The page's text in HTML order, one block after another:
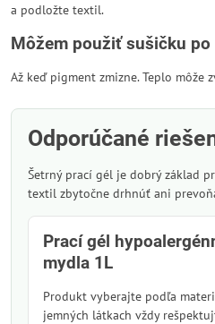
a podložte textil.
Môžem použiť sušičku po
Až keď pigment zmizne. Teplo môže
Odporúčané
Šetrný prací gél je dobrý základ
textil zbytočne drhnúť ani
Prací gél
mydla 1L
Produkt vyberajte podľa
jemných látkach vždy